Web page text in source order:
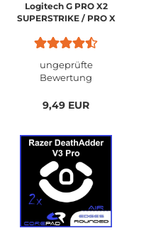
Logitech G PRO X2
SUPERSTRIKE / PRO X
ungeprüfte
Bewertung
9,49 EUR